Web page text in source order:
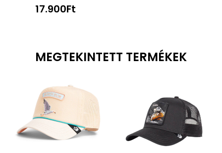
17.900Ft
MEGTEKINTETT TERMÉKEK